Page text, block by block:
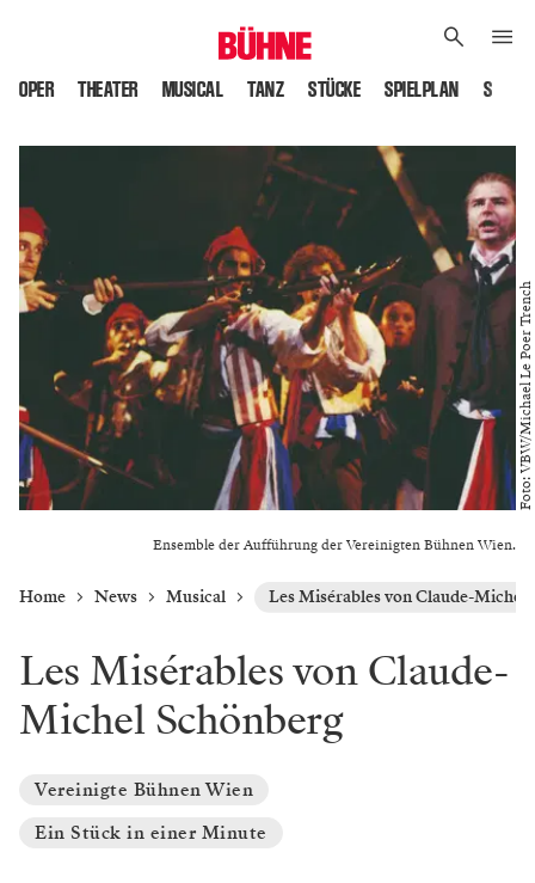
OPER THEATER MUSICAL TANZ STÜCKE SPIELPLAN
Ensemble der Aufführung der Vereinigten Bühnen Wien.
Foto: VBW/Michael Le Poer Trench
Home News Musical Les Misérables von Claude-Michel
Les Misérables von Claude-
Michel Schönberg
Vereinigte Bühnen Wien
Ein Stück in einer Minute